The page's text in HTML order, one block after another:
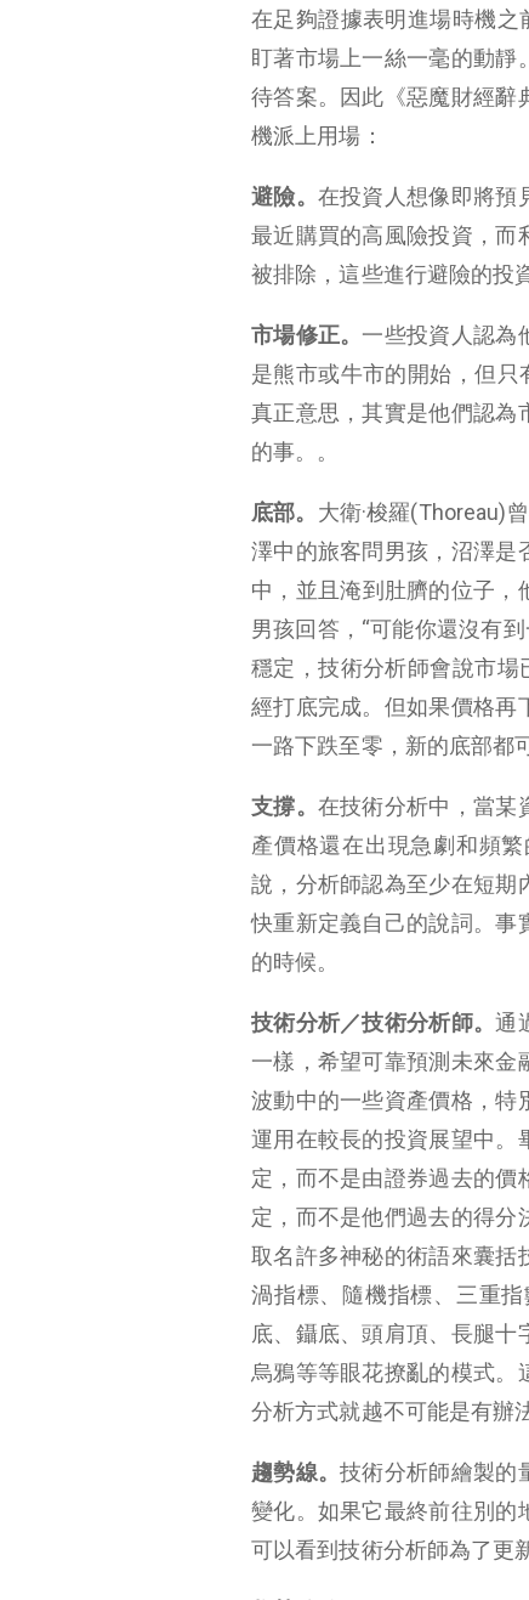
在足夠證據表明進場時機之
盯著市場上一絲一毫的動靜
待答案。因此《惡魔財經辭
機派上用場：
避險。 在投資人想像即將預
最近購買的高風險投資，而
被排除，這些進行避險的投
市場修正。 一些投資人認為
是熊市或牛市的開始，但只
真正意思，其實是他們認為
的事。。
底部。 大衛·梭羅(Thoreau)
澤中的旅客問男孩，沼澤是
中，並且淹到肚臍的位子，
男孩回答，“可能你還沒有
穩定，技術分析師會說市場
經打底完成。但如果價格再
一路下跌至零，新的底部都
支撐。 在技術分析中，當某
產價格還在出現急劇和頻
說，分析師認為至少在短期
快重新定義自己的說詞。事
的時候。
技術分析／技術分析師。通
一樣，希望可靠預測未來金
波動中的一些資產價格，特
運用在較長的投資展望中。
定，而不是由證券過去的價
定，而不是他們過去的得分
取名許多神秘的術語來囊括
渦指標、隨機指標、三重
底、鑷底、頭肩頂、長腿十
烏鴉等等眼花撩亂的模式。
分析方式就越不可能是有辦
趨勢線。技術分析師繪製的
變化。如果它最終前往別的
可以看到技術分析師為了更